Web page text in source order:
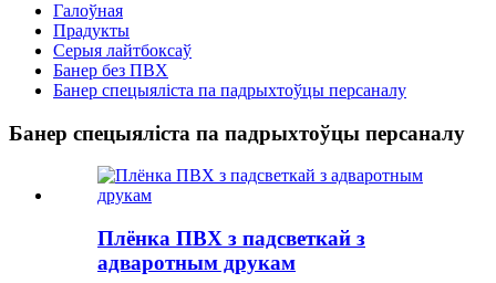
Галоўная
Прадукты
Серыя лайтбоксаў
Банер без ПВХ
Банер спецыяліста па падрыхтоўцы персаналу
Банер спецыяліста па падрыхтоўцы персаналу
Плёнка ПВХ з падсветкай з
адваротным друкам